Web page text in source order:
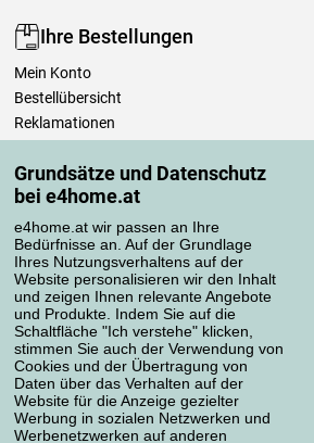
Grundsätze und Datenschutz
bei e4home.at
e4home.at wir passen an Ihre
Bedürfnisse an. Auf der Grundlage
Ihres Nutzungsverhaltens auf der
Website personalisieren wir den Inhalt
und zeigen Ihnen relevante Angebote
und Produkte. Indem Sie auf die
Schaltfläche "Ich verstehe" klicken,
stimmen Sie auch der Verwendung von
Cookies und der Übertragung von
Daten über das Verhalten auf der
Website für die Anzeige gezielter
Werbung in sozialen Netzwerken und
Werbenetzwerken auf anderen
Ihre Bestellungen
Mein Konto
Bestellübersicht
Reklamationen
Einfach mehr wissen
Richtlinien zur Verarbeitung von Bewertungen
Transportarten
Zahlungsmethoden